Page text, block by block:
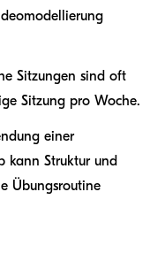
Sitzungen sind oft
Sitzung pro Woche.
einer
kann Struktur und
Übungsroutine